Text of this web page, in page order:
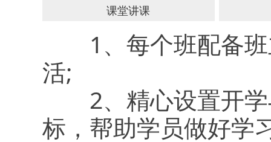
课堂讲课
1、每个班配备班
活;
2、精心设置开学
标，帮助学员做好学